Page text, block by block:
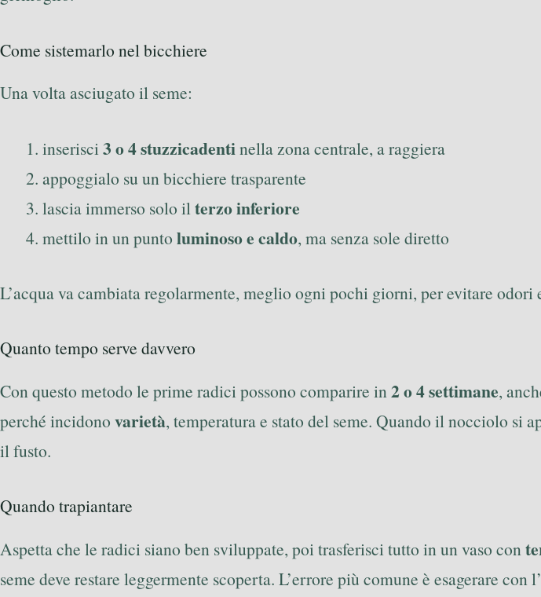
Come sistemarlo nel bicchiere
Una volta asciugato il seme:
inserisci 3 o 4 stuzzicadentinella zona centrale, a raggiera
appoggialo su un bicchiere trasparente
lascia immerso solo il terzo inferiore
mettilo in un punto luminoso e caldo, ma senza sole diretto
L’acqua va cambiata regolarmente, meglio ogni pochi giorni, per evitare
Quanto tempo serve davvero
Con questo metodo le prime radici possono comparire in 2 o 4 settimane,
perché incidono varietà, temperatura e stato del seme. Quando il nocciolo si
il fusto.
Quando trapiantare
Aspetta che le radici siano ben sviluppate, poi trasferisci tutto in un vaso con
seme deve restare leggermente scoperta. L’errore più comune è esagerare con